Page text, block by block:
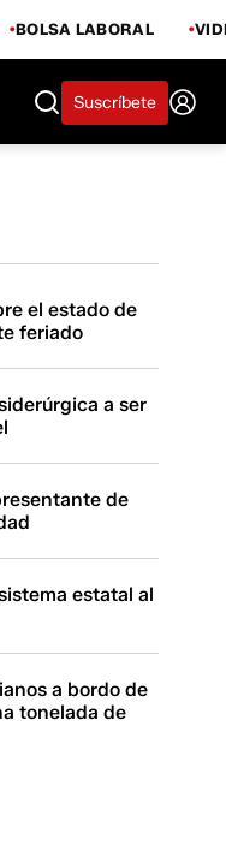
BOLSA LABORAL
Suscríbete
el estado de
feriado
a ser
de
estatal al
a bordo de
tonelada de